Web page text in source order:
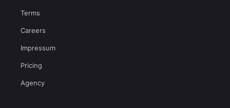
Terms
Careers
Impressum
Pricing
Agency